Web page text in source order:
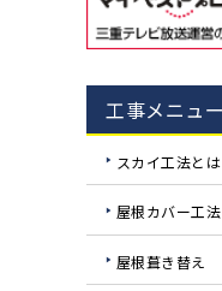
工事メニュー
スカイ工法とは
屋根カバー工
屋根葺き替え